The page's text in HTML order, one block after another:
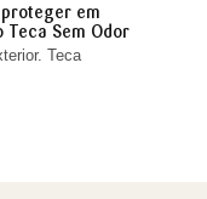
em
Teca Sem Odor
Teca